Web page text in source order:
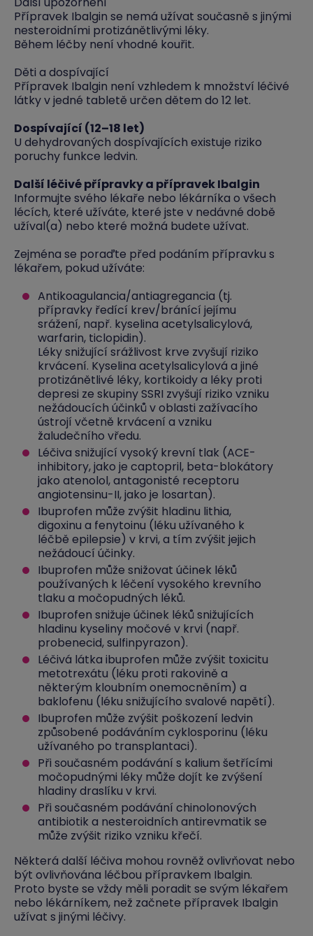
Přípravek Ibalgin se nemá užívat současně s jinými
nesteroidními protizánětlivými léky.
Během léčby není vhodné kouřit.
Děti a dospívající
Přípravek Ibalgin není vzhledem k množství léčivé
látky v jedné tabletě určen dětem do 12 let.
Dospívající (12–18 let)
U dehydrovaných dospívajících existuje riziko
poruchy funkce ledvin.
Další léčivé přípravky a přípravek Ibalgin
Informujte svého lékaře nebo lékárníka o všech
lécích, které užíváte, které jste v nedávné době
užíval(a) nebo které možná budete užívat.
Zejména se poraďte před podáním přípravku s
lékařem, pokud užíváte:
Antikoagulancia/antiagregancia (tj.
přípravky ředící krev/bránící jejímu
srážení, např. kyselina acetylsalicylová,
warfarin, ticlopidin).
Léky snižující srážlivost krve zvyšují riziko
krvácení. Kyselina acetylsalicylová a jiné
protizánětlivé léky, kortikoidy a léky proti
depresi ze skupiny SSRI zvyšují riziko vzniku
nežádoucích účinků v oblasti zažívacího
ústrojí včetně krvácení a vzniku
žaludečního vředu.
Léčiva snižující vysoký krevní tlak (ACE-
inhibitory, jako je captopril, beta-blokátory
jako atenolol, antagonisté receptoru
angiotensinu-II, jako je losartan).
Ibuprofen může zvýšit hladinu lithia,
digoxinu a fenytoinu (léku užívaného k
léčbě epilepsie) v krvi, a tím zvýšit jejich
nežádoucí účinky.
Ibuprofen může snižovat účinek léků
používaných k léčení vysokého krevního
tlaku a močopudných léků.
Ibuprofen snižuje účinek léků snižujících
hladinu kyseliny močové v krvi (např.
probenecid, sulfinpyrazon).
Léčivá látka ibuprofen může zvýšit toxicitu
metotrexátu (léku proti rakovině a
některým kloubním onemocněním) a
baklofenu (léku snižujícího svalové napětí).
Ibuprofen může zvýšit poškození ledvin
způsobené podáváním cyklosporinu (léku
užívaného po transplantaci).
Při současném podávání s kalium šetřícími
močopudnými léky může dojít ke zvýšení
hladiny draslíku v krvi.
Při současném podávání chinolonových
antibiotik a nesteroidních antirevmatik se
může zvýšit riziko vzniku křečí.
Některá další léčiva mohou rovněž ovlivňovat nebo
být ovlivňována léčbou přípravkem Ibalgin.
Proto byste se vždy měli poradit se svým lékařem
nebo lékárníkem, než začnete přípravek Ibalgin
užívat s jinými léčivy.